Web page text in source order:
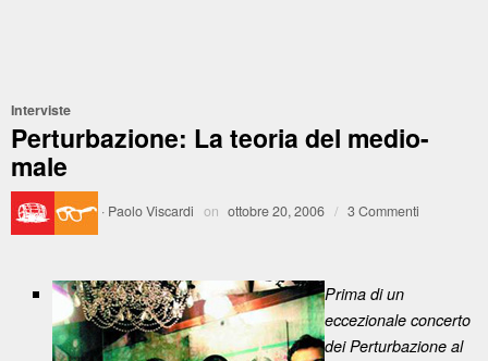
Interviste
Perturbazione: La teoria del medio-
male
· Paolo Viscardi on ottobre 20, 2006 / 3 Commenti
Prima di un
eccezionale concerto
dei Perturbazione al